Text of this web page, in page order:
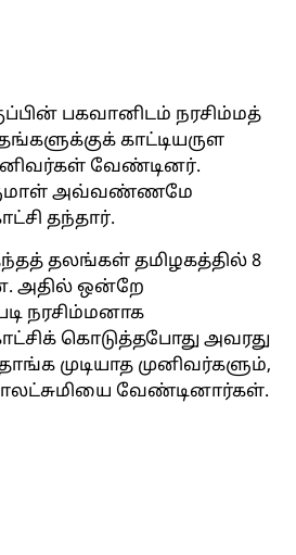
பகவானிடம் நரசிம்மத்
காட்டியருள
வேண்டினர்.
அவ்வண்ணமே
தந்தார்.
தலங்கள் தமிழகத்தில் 8
அதில் ஒன்றே
நரசிம்மனாக
கொடுத்தபோது அவரது
முடியாத முனிவர்களும்,
வேண்டினார்கள்.